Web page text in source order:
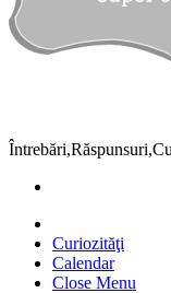
Curiozităţi
Calendar
Close Menu